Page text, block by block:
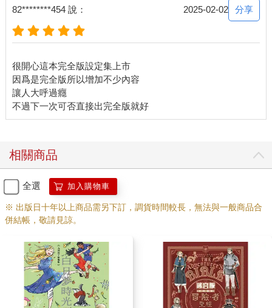
82********454 說： 2025-02-02 分享
很開心這本完全版設定集上市
因爲是完全版所以增加不少內容
讓人大呼過癮
不過下一次可否直接出完全版就好
相關商品
全選 加入購物車
※ 出版日十年以上商品需另下訂，調貨時間較長，無法與一般商品合
併結帳，敬請見諒。